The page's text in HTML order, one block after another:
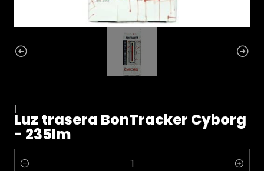
|
Luz trasera BonTracker Cyborg
- 235lm